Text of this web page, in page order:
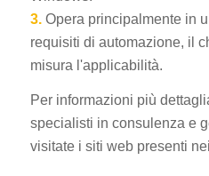
3.Opera principalmente in
requisiti di automazione, il
misura l'applicabilità.
Per informazioni più
specialisti in consulenza e
visitate i siti web presenti